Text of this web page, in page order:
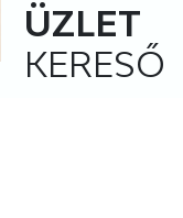
ÜZLET
KERESŐ